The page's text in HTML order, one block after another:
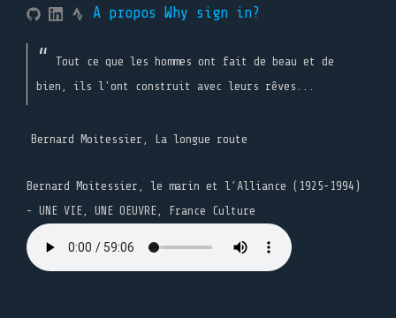
A propos Why sign in?
Tout ce que les hommes ont fait de beau et de
bien, ils l'ont construit avec leurs rêves...
Bernard Moitessier, La longue route
Bernard Moitessier, le marin et l’Alliance (1925-1994)
- UNE VIE, UNE OEUVRE, France Culture